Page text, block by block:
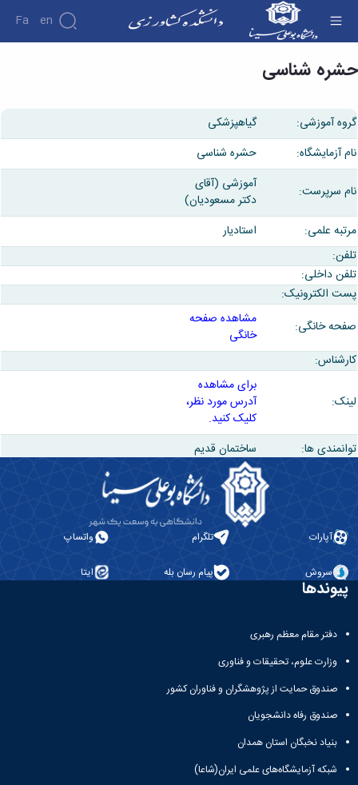
Fa En
حشره شناسی
گروه آموزشی:
گیاهپزشکی
نام آزمایشگاه:
حشره شناسی
نام سرپرست:
آموزشی (آقای
دکتر مسعودیان)
مرتبه علمی:
استادیار
تلفن:
تلفن داخلی:
پست الکترونیک:
صفحه خانگی:
مشاهده صفحه
خانگی
کارشناس:
لینک:
برای مشاهده
آدرس مورد نظر،
کلیک کنید.
توانمندی ها:
ساختمان قدیم
آپارات تلگرام واتساپ
سروش پیام رسان بله ایتا
پیوندها
دفتر مقام معظم رهبری
وزارت علوم، تحقیقات و فناوری
صندوق حمایت از پژوهشگران و فناوران کشور
صندوق رفاه دانشجویان
بنیاد نخبگان استان همدان
شبکه آزمایشگاه‌های علمی ایران(شاعا)